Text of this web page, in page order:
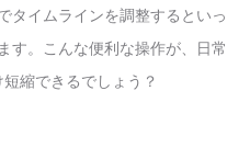
タイムラインを調整するといっ
す。こんな便利な操作が、日常
縮できるでしょう？